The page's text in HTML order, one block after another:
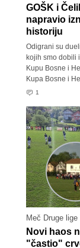
GOŠK i
napravio
historiju
Odigrani su
kojih smo dobili
Kupu Bosne i
Kupa Bosne i
1
Meč Druge
Novi haos
"častio"